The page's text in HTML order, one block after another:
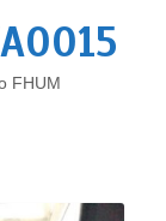
FHUM